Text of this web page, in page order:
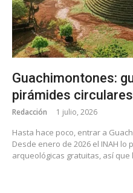
Guachimontones:
pirámides
Redacción 1 julio, 2026
Hasta hace poco, entrar a
Desde enero de 2026 el INAH lo
arqueológicas gratuitas, así